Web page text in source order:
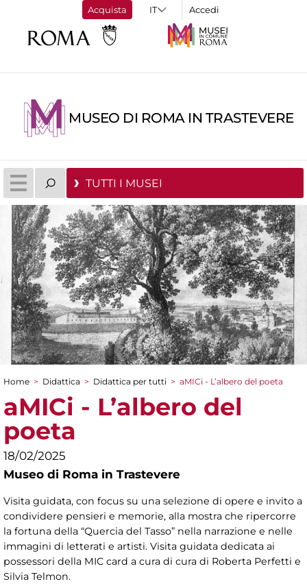
Acquista Accedi
MUSEO DI ROMA IN TRASTEVERE
TUTTI I MUSEI
Tu sei qui
Home > Didattica > Didattica per tutti > aMICi - L’albero del poeta
aMICi - L’albero del
poeta
18/02/2025
Museo di Roma in Trastevere
Visita guidata, con focus su una selezione di opere e invito a
condividere pensieri e memorie, alla mostra che ripercorre
la fortuna della “Quercia del Tasso” nella narrazione e nelle
immagini di letterati e artisti. Visita guidata dedicata ai
possessori della MIC card a cura di cura di Roberta Perfetti e
Silvia Telmon.